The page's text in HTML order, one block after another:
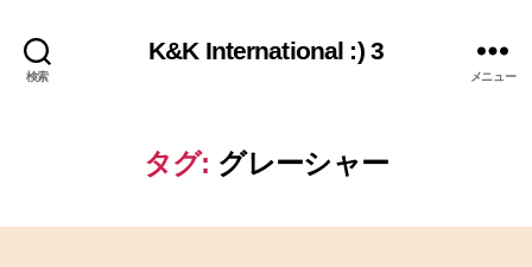
検索
K&K International :) 3
メニュー
タグ: グレーシャー